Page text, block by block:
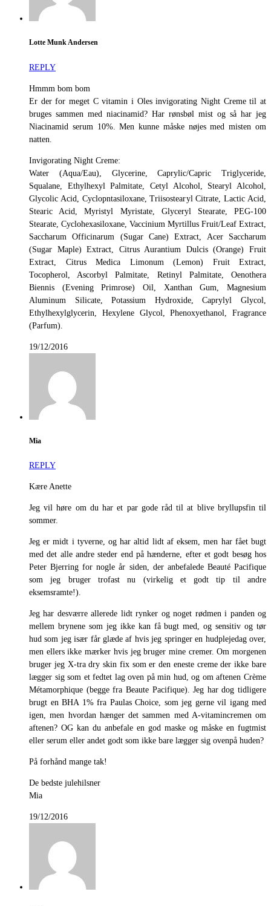
Lotte Munk Andersen
REPLY
Hmmm bom bom
Er der for meget C vitamin i Oles invigorating Night Creme til at
bruges sammen med niacinamid? Har rønsbøl mist og så har jeg
Niacinamid serum 10%. Men kunne måske nøjes med misten om
natten.
Invigorating Night Creme:
Water (Aqua/Eau), Glycerine, Caprylic/Capric Triglyceride,
Squalane, Ethylhexyl Palmitate, Cetyl Alcohol, Stearyl Alcohol,
Glycolic Acid, Cyclopntasiloxane, Triisostearyl Citrate, Lactic Acid,
Stearic Acid, Myristyl Myristate, Glyceryl Stearate, PEG-100
Stearate, Cyclohexasiloxane, Vaccinium Myrtillus Fruit/Leaf Extract,
Saccharum Officinarum (Sugar Cane) Extract, Acer Saccharum
(Sugar Maple) Extract, Citrus Aurantium Dulcis (Orange) Fruit
Extract, Citrus Medica Limonum (Lemon) Fruit Extract,
Tocopherol, Ascorbyl Palmitate, Retinyl Palmitate, Oenothera
Biennis (Evening Primrose) Oil, Xanthan Gum, Magnesium
Aluminum Silicate, Potassium Hydroxide, Caprylyl Glycol,
Ethylhexylglycerin, Hexylene Glycol, Phenoxyethanol, Fragrance
(Parfum).
19/12/2016
Mia
REPLY
Kære Anette
Jeg vil høre om du har et par gode råd til at blive bryllupsfin til
sommer.
Jeg er midt i tyverne, og har altid lidt af eksem, men har fået bugt
med det alle andre steder end på hænderne, efter et godt besøg hos
Peter Bjerring for nogle år siden, der anbefalede Beauté Pacifique
som jeg bruger trofast nu (virkelig et godt tip til andre
eksemsramte!).
Jeg har desværre allerede lidt rynker og noget rødmen i panden og
mellem brynene som jeg ikke kan få bugt med, og sensitiv og tør
hud som jeg især får glæde af hvis jeg springer en hudplejedag over,
men ellers ikke mærker hvis jeg bruger mine cremer. Om morgenen
bruger jeg X-tra dry skin fix som er den eneste creme der ikke bare
lægger sig som et fedtet lag oven på min hud, og om aftenen Crème
Métamorphique (begge fra Beaute Pacifique). Jeg har dog tidligere
brugt en BHA 1% fra Paulas Choice, som jeg gerne vil igang med
igen, men hvordan hænger det sammen med A-vitamincremen om
aftenen? OG kan du anbefale en god maske og måske en fugtmist
eller serum eller andet godt som ikke bare lægger sig ovenpå huden?
På forhånd mange tak!
De bedste julehilsner
Mia
19/12/2016